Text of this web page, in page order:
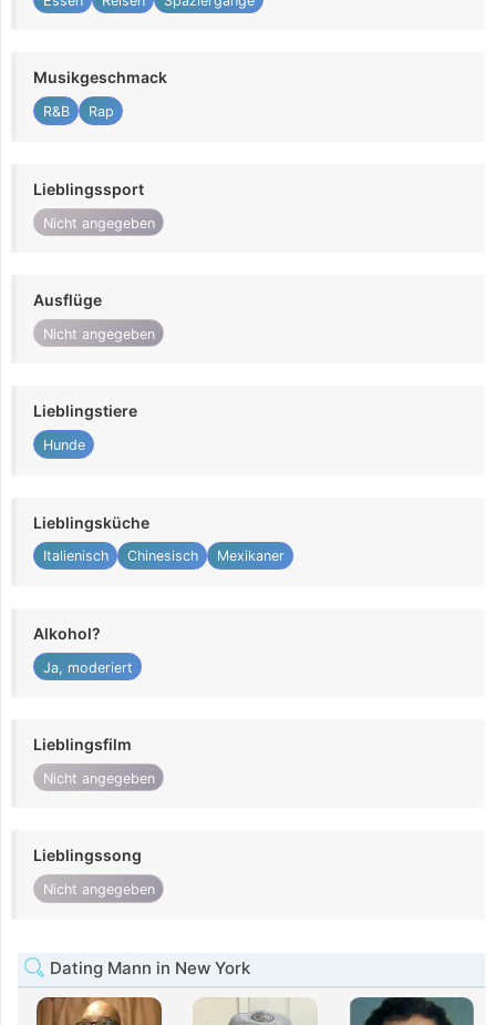
Musikgeschmack
R&B Rap
Lieblingssport
Nicht angegeben
Ausflüge
Nicht angegeben
Lieblingstiere
Hunde
Lieblingsküche
Italienisch Chinesisch Mexikaner
Alkohol?
Ja, moderiert
Lieblingsfilm
Nicht angegeben
Lieblingssong
Nicht angegeben
Dating Mann in New York